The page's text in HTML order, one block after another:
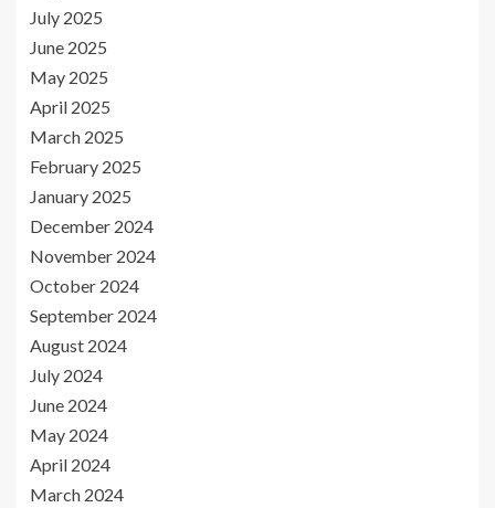
July 2025
June 2025
May 2025
April 2025
March 2025
February 2025
January 2025
December 2024
November 2024
October 2024
September 2024
August 2024
July 2024
June 2024
May 2024
April 2024
March 2024